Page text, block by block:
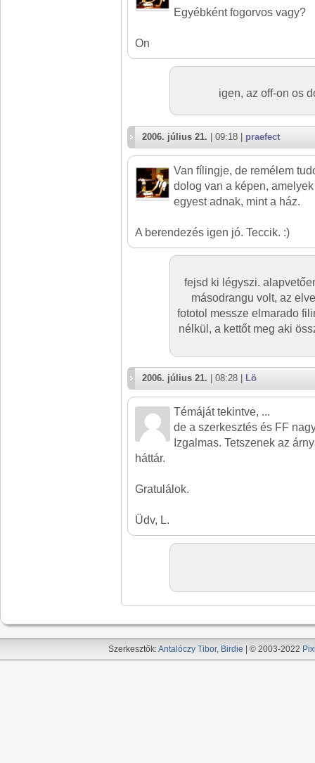
Egyébként fogorvos vagy?
On
igen, az off-on os
2006. július 21. | 09:18 | praefect
Van fílingje, de remélem
dolog van a képen,
egyest adnak, mint a ház.
A berendezés igen jó. Teccik. :)
fejsd ki légyszi.
másodrangu volt, az
fototol messze elmarado
nélkül, a kettőt meg aki
2006. július 21. | 08:28 | Lö
Témáját tekintve, ...
de a szerkesztés és FF
Izgalmas. Tetszenek az
háttár.
Gratulálok.
Üdv, L.
Szerkesztők:Antalóczy Tibor, Birdie | © 2003-2022